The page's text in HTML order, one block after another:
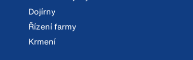
Dojírny
Řízení farmy
Krmení